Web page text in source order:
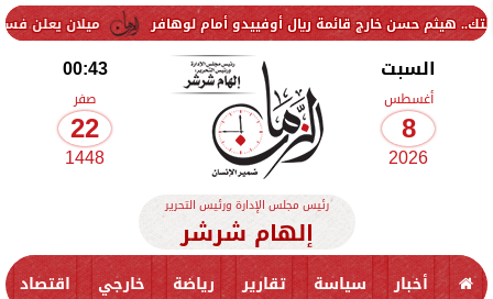
ميلان يعلن فسخ عقد إسماعيل قائمة ريال أوفييدو أمام لوهافر
السبت
أغسطس
8
2026
00:43
صفر
22
1448
رئيس مجلس الإدارة ورئيس التحرير
إلهام شرشر
أخبار سياسة تقارير رياضة خارجي اقتصاد